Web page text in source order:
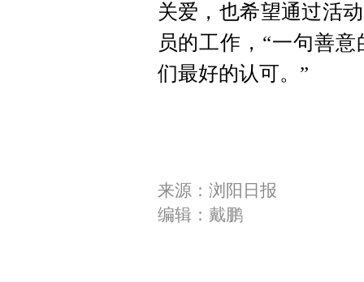
关爱，也希望通过活
员的工作，“一句善
们最好的认可。”
来源：浏阳日报
编辑：戴鹏